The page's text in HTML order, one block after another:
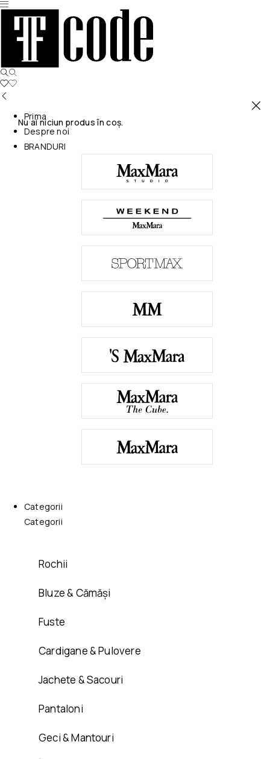
Nu ai niciun produs în coș.
Prima
Despre noi
BRANDURI
Categorii
Categorii
Rochii
Bluze & Cămăși
Fuste
Cardigane & Pulovere
Jachete & Sacouri
Pantaloni
Geci & Mantouri